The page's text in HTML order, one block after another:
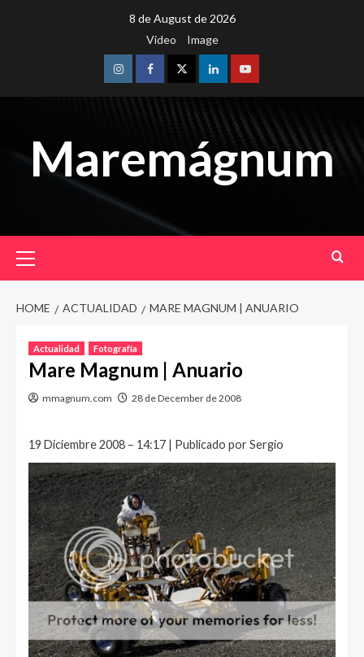
8 de August de 2026
Video
Image
InstagramFacebookTwitterLinkedinYoutube
Maremágnum
Menu
HOME ACTUALIDAD MARE MAGNUM | ANUARIO
Actualidad Fotografía
Mare Magnum | Anuario
mmagnum.com 28 de December de 2008
19 Diciembre 2008 – 14:17 | Publicado por Sergio